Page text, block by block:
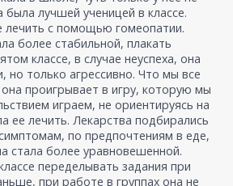
была лучшей ученицей в классе.
лечить с помощью гомеопатии.
более стабильной, плакать
классе, в случае неуспеха, она
но только агрессивно. Что мы все
проигрывает в игру, которую мы
играем, не ориентируясь на
ее лечить. Лекарства подбирались
по предпочтениям в еде,
стала более уравновешенной.
переделывать задания при
при работе в группах она не